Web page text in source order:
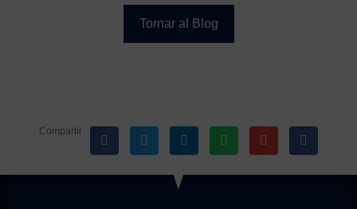
Tornar al Blog
Compartir